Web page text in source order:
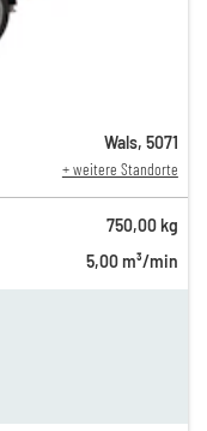
Wals, 5071
+ weitere Standorte
750,00 kg
5,00 m³/min